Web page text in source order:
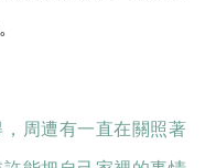
，周遭有一直在關照著